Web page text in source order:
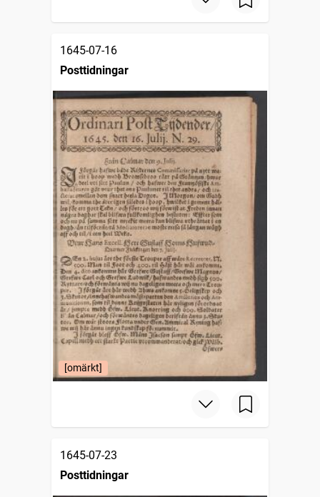
1645-07-16
Posttidningar
[omärkt]
1645-07-23
Posttidningar